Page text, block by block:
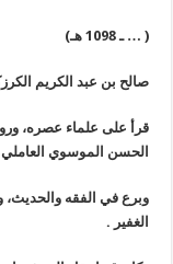
( … ـ 1098 هـ)
صالح بن عبد الكريم الكرزكّاني(2)البحراني ثم الشيرازي، أحد
قرأ على علماء عصره،
الحسن الموسوي العاملي
وبرع في الفقه
الغفير .